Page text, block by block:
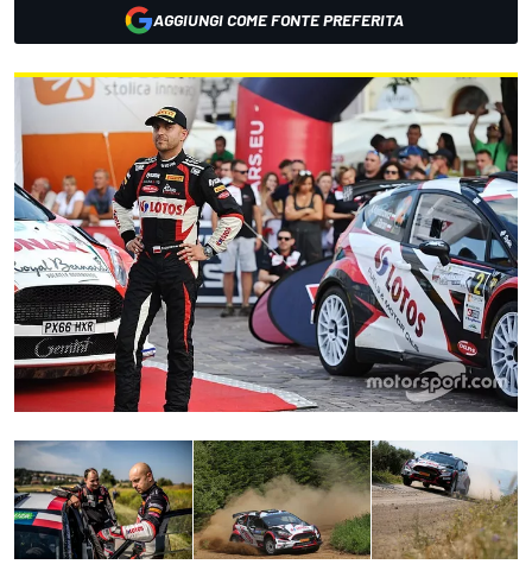
AGGIUNGI COME FONTE PREFERITA